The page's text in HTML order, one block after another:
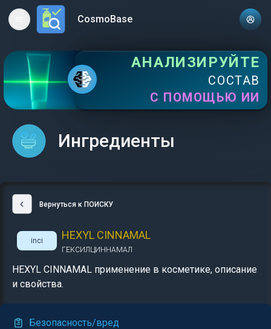
Open main menuCosmoBase
АНАЛИЗИРУЙТЕ
СОСТАВ
С ПОМОЩЬЮ ИИ
Ингредиенты
Вернуться к ПОИСКУ
inci HEXYL CINNAMAL
ГЕКСИЛЦИННАМАЛ
HEXYL CINNAMAL применение в косметике, описание
и свойства.
Безопасность/вред